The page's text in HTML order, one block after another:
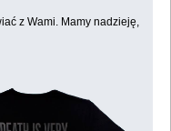
z Wami. Mamy nadzieję,